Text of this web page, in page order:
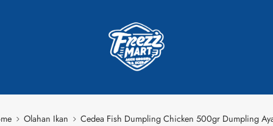
Olahan Ikan Cedea Fish Dumpling Chicken 500gr Dumpling